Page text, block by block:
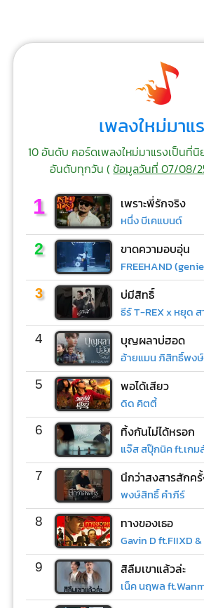
เพลงใหม่มาแ
10 อันดับ คอร์ดเพลงใหม่มาแรงเป็นที่
อันดับทุกวัน (ข้อมูลวันที่ 07/08/
1 เพราะพี่รักจริง
หนึ่ง บีเคแบนด์
2 ขาดความอบอุ่น
3 บ่มีสิทธิ์
ธีร์ T-REX x หยุด ส
4 บุญผลาบ่ฮอด
อ้ายแมน ภิสิทธิ์พงษ์
5 พอได้เสียว
ดิด คิตตี้
6 ทิ้งกันไม่ได้หรอก
แจ๊ส สปุ๊กนิค ft.เกม
7 นึกว่าสงสารสักค
พงษ์สิทธิ์ คำภีร์
8 ทางของเธอ
9 สิลืมเขาแล้วล่ะ
เน็ค นฤพล